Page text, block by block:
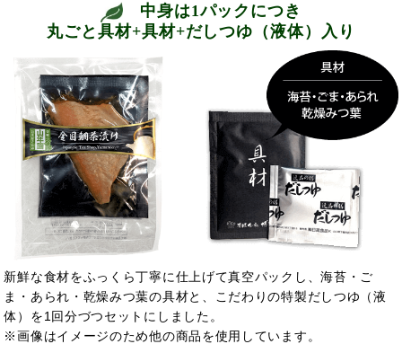
中身は1パックにつき
丸ごと具材+具材+だしつゆ（液体）入り
新鮮な食材をふっくら丁寧に仕上げて真空パックし、海苔・ご
ま・あられ・乾燥みつ葉の具材と、こだわりの特製だしつゆ（液
体）を1回分づつセットにしました。
※画像はイメージのため他の商品を使用しています。